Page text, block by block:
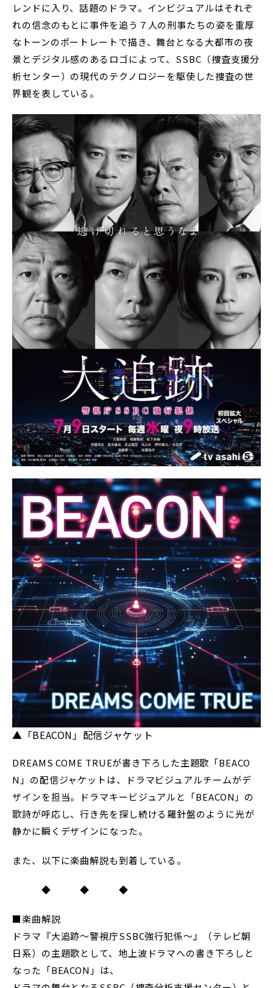
レンドに入り、話題のドラマ。インビジュアルはそれぞ
れの信念のもとに事件を追う７人の刑事たちの姿を重厚
なトーンのポートレートで描き、舞台となる大都市の夜
景とデジタル感のあるロゴによって、SSBC（捜査支援分
析センター）の現代のテクノロジーを駆使した捜査の世
界観を表している。
▲「BEACON」配信ジャケット
DREAMS COME TRUEが書き下ろした主題歌「BEACO
N」の配信ジャケットは、ドラマビジュアルチームがデ
ザインを担当。ドラマキービジュアルと「BEACON」の
歌詩が呼応し、行き先を探し続ける羅針盤のように光が
静かに瞬くデザインになった。
また、以下に楽曲解説も到着している。
◆ ◆ ◆
■楽曲解説
ドラマ『⼤追跡〜警視庁SSBC強⾏犯係〜』（テレビ朝
⽇系）の主題歌として、地上波ドラマへの書き下ろしと
なった「BEACON」は、